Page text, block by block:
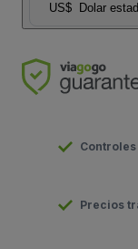
US$ Dolar
Precios